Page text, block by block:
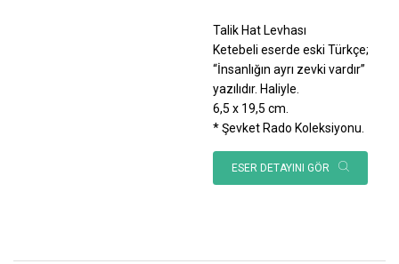
Talik Hat Levhası
Ketebeli eserde eski Türkçe;
“İnsanlığın ayrı zevki vardır”
yazılıdır. Haliyle.
6,5 x 19,5 cm.
* Şevket Rado Koleksiyonu.
ESER DETAYINI GÖR